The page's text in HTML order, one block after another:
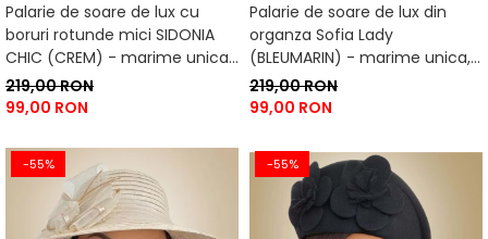
Palarie de soare de lux cu
boruri rotunde mici SIDONIA
CHIC (CREM) - marime unica,
reglabila
219,00 RON
99,00 RON
Palarie de soare de lux din
organza Sofia Lady
(BLEUMARIN) - marime unica,
reglabila
219,00 RON
99,00 RON
-55% -55%